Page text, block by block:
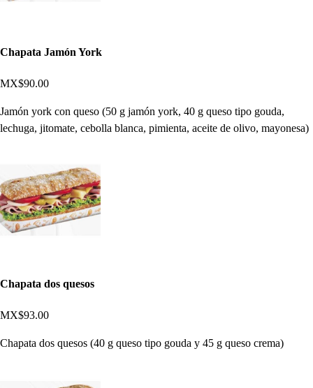
Chapata Jamón York
MX$90.00
Jamón york con queso (50 g jamón york, 40 g queso tipo gouda,
lechuga, jitomate, cebolla blanca, pimienta, aceite de olivo, mayonesa)
Chapata dos quesos
MX$93.00
Chapata dos quesos (40 g queso tipo gouda y 45 g queso crema)